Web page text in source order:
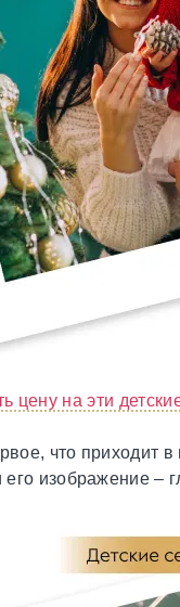
цену на эти
что приходит
изображение –